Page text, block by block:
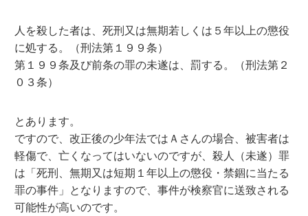
人を殺した者は、死刑又は無期若しくは５年以上の懲役
に処する。（刑法第１９９条）
第１９９条及び前条の罪の未遂は、罰する。（刑法第２
０３条）
とあります。
ですので、改正後の少年法ではＡさんの場合、被害者は
軽傷で、亡くなってはいないのですが、殺人（未遂）罪
は「死刑、無期又は短期１年以上の懲役・禁錮に当たる
罪の事件」となりますので、事件が検察官に送致される
可能性が高いのです。